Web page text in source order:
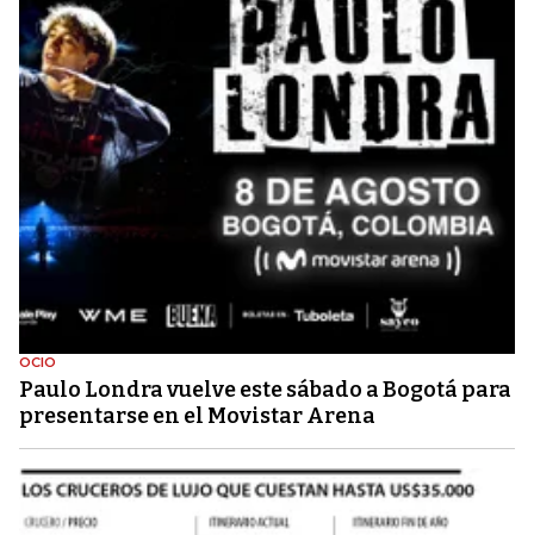
OCIO
Paulo Londra vuelve este sábado a Bogotá para
presentarse en el Movistar Arena